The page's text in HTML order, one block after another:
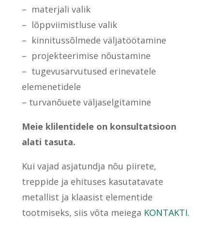
– materjali valik
– lõppviimistluse valik
– kinnitussõlmede väljatöötamine
– projekteerimise nõustamine
– tugevusarvutused erinevatele
elemenetidele
– turvanõuete väljaselgitamine
Meie klilentidele on konsultatsioon
alati tasuta.
Kui vajad asjatundja nõu piirete,
treppide ja ehituses kasutatavate
metallist ja klaasist elementide
tootmiseks, siis võta meiega KONTAKTI.